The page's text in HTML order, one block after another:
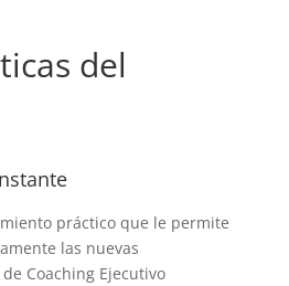
del
práctico que le permite
las nuevas
Coaching Ejecutivo